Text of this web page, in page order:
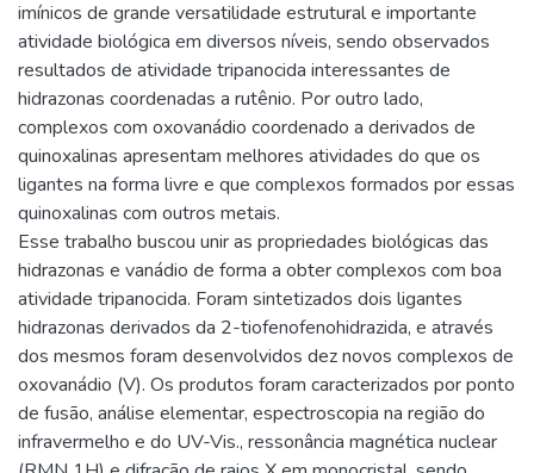
imínicos de grande versatilidade estrutural e importante
atividade biológica em diversos níveis, sendo observados
resultados de atividade tripanocida interessantes de
hidrazonas coordenadas a rutênio. Por outro lado,
complexos com oxovanádio coordenado a derivados de
quinoxalinas apresentam melhores atividades do que os
ligantes na forma livre e que complexos formados por essas
quinoxalinas com outros metais.
Esse trabalho buscou unir as propriedades biológicas das
hidrazonas e vanádio de forma a obter complexos com boa
atividade tripanocida. Foram sintetizados dois ligantes
hidrazonas derivados da 2-tiofenofenohidrazida, e através
dos mesmos foram desenvolvidos dez novos complexos de
oxovanádio (V). Os produtos foram caracterizados por ponto
de fusão, análise elementar, espectroscopia na região do
infravermelho e do UV-Vis., ressonância magnética nuclear